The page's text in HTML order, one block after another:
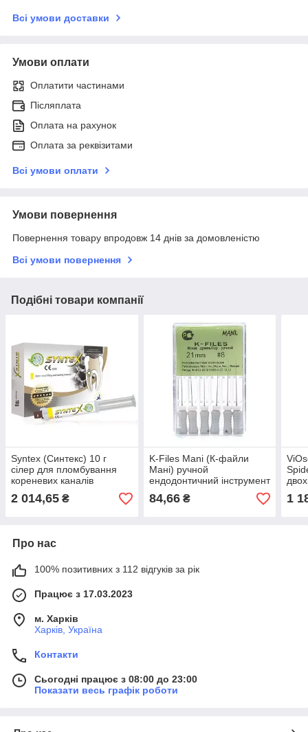
Всі умови доставки
Умови оплати
Оплатити частинами
Післяплата
Оплата на рахунок
Оплата за реквізитами
Всі умови оплати
Умови повернення
Повернення товару впродовж 14 днів за домовленістю
Всі умови повернення
Подібні товари компанії
Syntex (Синтекс) 10 г
сілер для пломбування
кореневих каналів
2 014,65 ₴
K-Files Mani (К-файли
Мані) ручной
ендодонтичний інструмент
84,66₴ 1
Про нас
100% позитивних з 112 відгуків за рік
Працює з 17.03.2023
м. Харків
Харків, Україна
Контакти
Сьогодні працює з 08:00 до 23:00
Показати весь графік роботи